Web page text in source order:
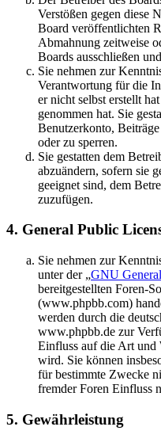
Verstößen gegen diese
Board veröffentlichten
Abmahnung zeitweise
Boards ausschließen
Sie nehmen zur
Verantwortung für die
er nicht selbst erstellt
genommen hat. Sie
Benutzerkonto,
oder zu sperren.
Sie gestatten dem
abzuändern, sofern sie
geeignet sind, dem
zuzufügen.
4. General Public
Sie nehmen zur
unter der „GNU
bereitgestellten Foren-
(www.phpbb.com)
werden durch die
www.phpbb.de zur
Einfluss auf die Art und
wird. Sie können
für bestimmte Zwecke
fremder Foren Einfluss
5. Gewährleistung